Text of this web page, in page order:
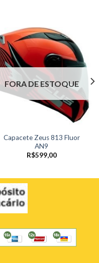
FORA DE ESTOQUE
Capacete Zeus 813 Fluor
AN9
R$599,00